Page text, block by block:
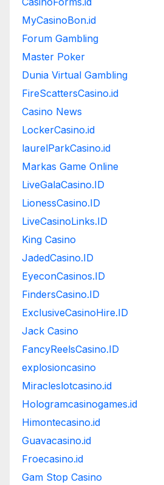
MyCasinoBon.id
Forum Gambling
Master Poker
Dunia Virtual Gambling
FireScattersCasino.id
Casino News
LockerCasino.id
laurelParkCasino.id
Markas Game Online
LiveGalaCasino.ID
LionessCasino.ID
LiveCasinoLinks.ID
King Casino
JadedCasino.ID
EyeconCasinos.ID
FindersCasino.ID
ExclusiveCasinoHire.ID
Jack Casino
FancyReelsCasino.ID
explosioncasino
Miracleslotcasino.id
Hologramcasinogames.id
Himontecasino.id
Guavacasino.id
Froecasino.id
Gam Stop Casino